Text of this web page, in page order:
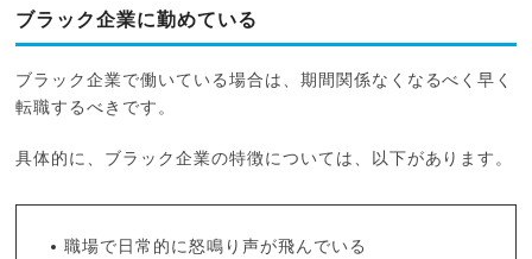
ブラック企業に勤めている
ブラック企業で働いている場合は、期間関係なくなるべく早く
転職するべきです。
具体的に、ブラック企業の特徴については、以下があります。
職場で日常的に怒鳴り声が飛んでいる